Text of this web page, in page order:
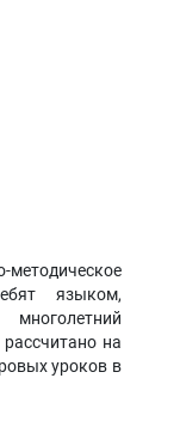
языком,
на
уроков в